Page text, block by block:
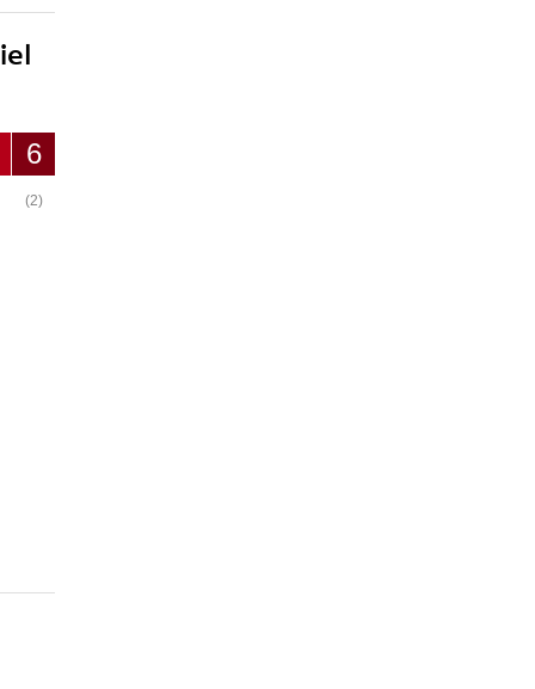
6
(2)